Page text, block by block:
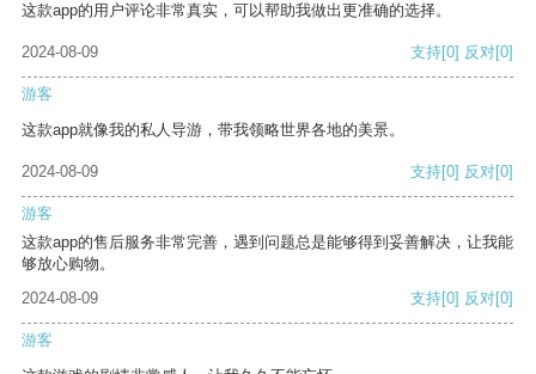
这款app的用户评论非常真实，可以帮助我做出更准确的选择。
2024-08-09 支持[0] 反对[0]
游客
这款app就像我的私人导游，带我领略世界各地的美景。
2024-08-09 支持[0] 反对[0]
游客
这款app的售后服务非常完善，遇到问题总是能够得到妥善解决，让我能
够放心购物。
2024-08-09
支持[0] 反对[0]
游客